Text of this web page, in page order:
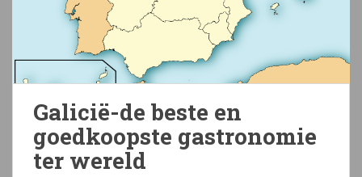
Galicië-de beste en
goedkoopste gastronomie
ter wereld